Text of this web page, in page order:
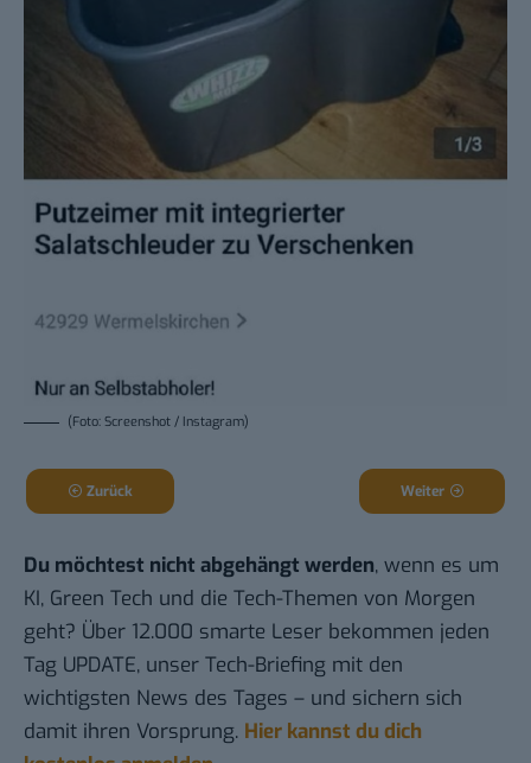
(Foto: Screenshot / Instagram)
Zurück Weiter
Du möchtest nicht abgehängt werden, wenn es um
KI, Green Tech und die Tech-Themen von Morgen
geht? Über 12.000 smarte Leser bekommen jeden
Tag UPDATE, unser Tech-Briefing mit den
wichtigsten News des Tages – und sichern sich
damit ihren Vorsprung. Hier kannst du dich